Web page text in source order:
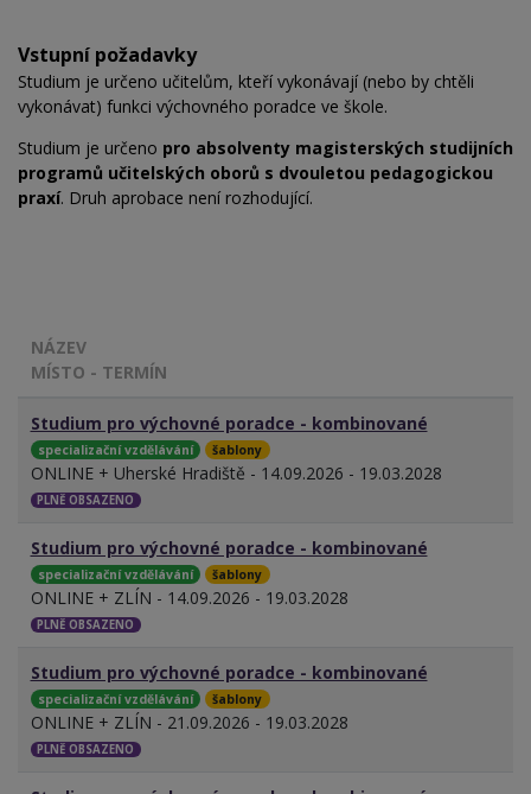
Vstupní požadavky
Studium je určeno učitelům, kteří vykonávají (nebo by chtěli
vykonávat) funkci výchovného poradce ve škole.
Studium je určeno pro absolventy magisterských studijních
programů učitelských oborů s dvouletou pedagogickou
praxí. Druh aprobace není rozhodující.
NÁZEV
MÍSTO - TERMÍN
Studium pro výchovné poradce - kombinované
specializační vzdělávání šablony
ONLINE + Uherské Hradiště - 14.09.2026 - 19.03.2028
PLNĚ OBSAZENO
Studium pro výchovné poradce - kombinované
specializační vzdělávání šablony
ONLINE + ZLÍN - 14.09.2026 - 19.03.2028
PLNĚ OBSAZENO
Studium pro výchovné poradce - kombinované
specializační vzdělávání šablony
ONLINE + ZLÍN - 21.09.2026 - 19.03.2028
PLNĚ OBSAZENO